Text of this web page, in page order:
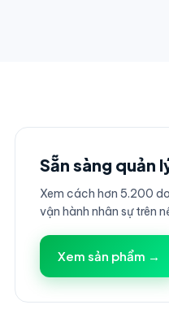
Sẵn sàng quản
Xem cách hơn 5.200
vận hành nhân sự trên
Xem sản phẩm →